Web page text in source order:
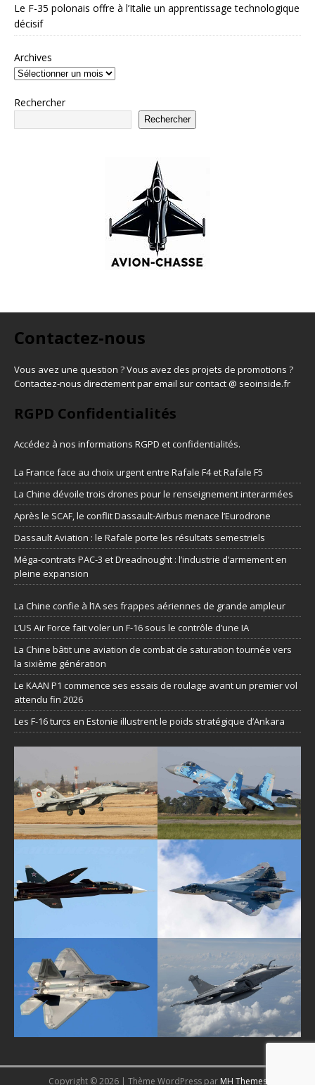
Le F-35 polonais offre à l’Italie un apprentissage technologique
décisif
Archives
Rechercher
Rechercher
Contactez-nous
Vous avez une question ? Vous avez des projets de promotions ?
Contactez-nous directement par email sur contact @ seoinside.fr
RGPD Confidentialités
Accédez à nos informations RGPD et confidentialités.
La France face au choix urgent entre Rafale F4 et Rafale F5
La Chine dévoile trois drones pour le renseignement interarmées
Après le SCAF, le conflit Dassault-Airbus menace l’Eurodrone
Dassault Aviation : le Rafale porte les résultats semestriels
Méga-contrats PAC-3 et Dreadnought : l’industrie d’armement en
pleine expansion
La Chine confie à l’IA ses frappes aériennes de grande ampleur
L’US Air Force fait voler un F-16 sous le contrôle d’une IA
La Chine bâtit une aviation de combat de saturation tournée vers
la sixième génération
Le KAAN P1 commence ses essais de roulage avant un premier vol
attendu fin 2026
Les F-16 turcs en Estonie illustrent le poids stratégique d’Ankara
Copyright © 2026 | Thème WordPress par MH Themes